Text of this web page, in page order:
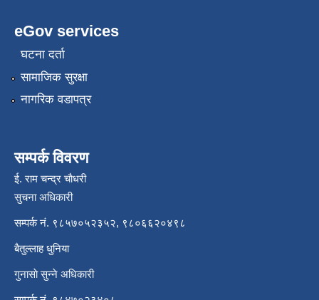
eGov services
घटना दर्ता
सामाजिक सुरक्षा
नागरिक वडापत्र
सम्पर्क विवरण
ई. राम चन्द्र चाैधरी
सुचना अधिकारी
सम्पर्क नं. ९८५७०५२३५२, ९८०६६२०४९८
बैतुल्लाह धुनिया
गुनासाे सुन्ने अधिकारी